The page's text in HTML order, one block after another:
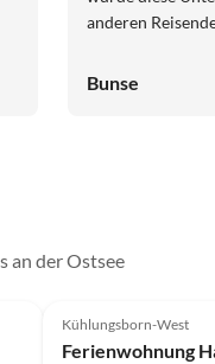
anderen
Bunse
an der Ostsee
Kühlungsborn-West
Ferienwohnung